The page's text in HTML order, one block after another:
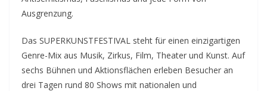
Ausgrenzung.
Das SUPERKUNSTFESTIVAL steht für einen einzigartigen
Genre-Mix aus Musik, Zirkus, Film, Theater und Kunst. Auf
sechs Bühnen und Aktionsflächen erleben Besucher an
drei Tagen rund 80 Shows mit nationalen und